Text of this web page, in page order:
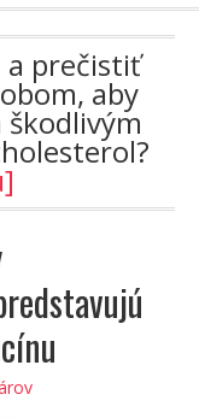
a prečistiť
aby